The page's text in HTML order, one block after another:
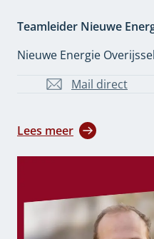
Teamleider Nieuwe
Nieuwe Energie Overijssel
Mail direct
MH.Volkers-
Lees meer